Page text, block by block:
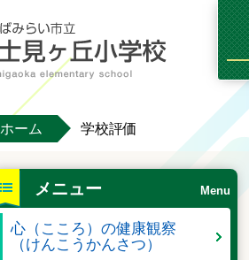
ホーム 学校評価
メニュー Menu
心（こころ）の健康観察
（けんこうかんさつ）